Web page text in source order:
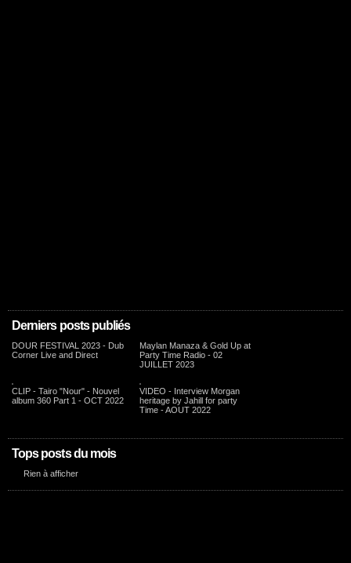
Derniers posts publiés
DOUR FESTIVAL 2023 - Dub
Corner Live and Direct
Maylan Manaza & Gold Up at
Party Time Radio - 02
JUILLET 2023
CLIP - Tairo "Nour" - Nouvel
album 360 Part 1 - OCT 2022
VIDEO - Interview Morgan
heritage by Jahill for party
Time - AOUT 2022
Tops posts du mois
Rien à afficher